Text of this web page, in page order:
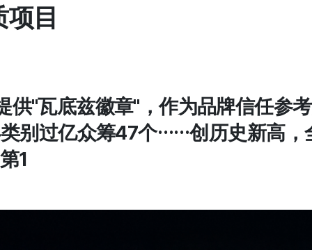
目
供"瓦底兹徽章"，作为品牌信任参
别过亿众筹47个……创历史新高，
1